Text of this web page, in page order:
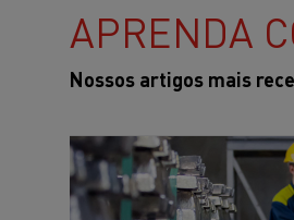
APRENDA
Nossos artigos mais